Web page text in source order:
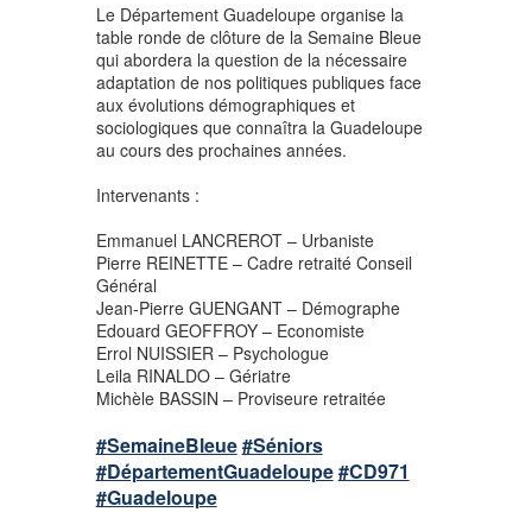
Le Département Guadeloupe organise la
table ronde de clôture de la Semaine Bleue
qui abordera la question de la nécessaire
adaptation de nos politiques publiques face
aux évolutions démographiques et
sociologiques que connaîtra la Guadeloupe
au cours des prochaines années.
Intervenants :
Emmanuel LANCREROT – Urbaniste
Pierre REINETTE – Cadre retraité Conseil
Général
Jean-Pierre GUENGANT – Démographe
Edouard GEOFFROY – Economiste
Errol NUISSIER – Psychologue
Leila RINALDO – Gériatre
Michèle BASSIN – Proviseure retraitée
#SemaineBleue#Séniors
#DépartementGuadeloupe#CD971
#Guadeloupe